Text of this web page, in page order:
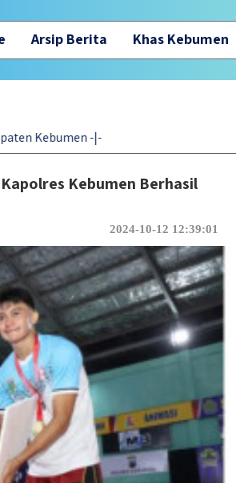
Arsip Berita Khas Kebumen
-|-
Kebumen Berhasil
2024-10-12 12:39:01